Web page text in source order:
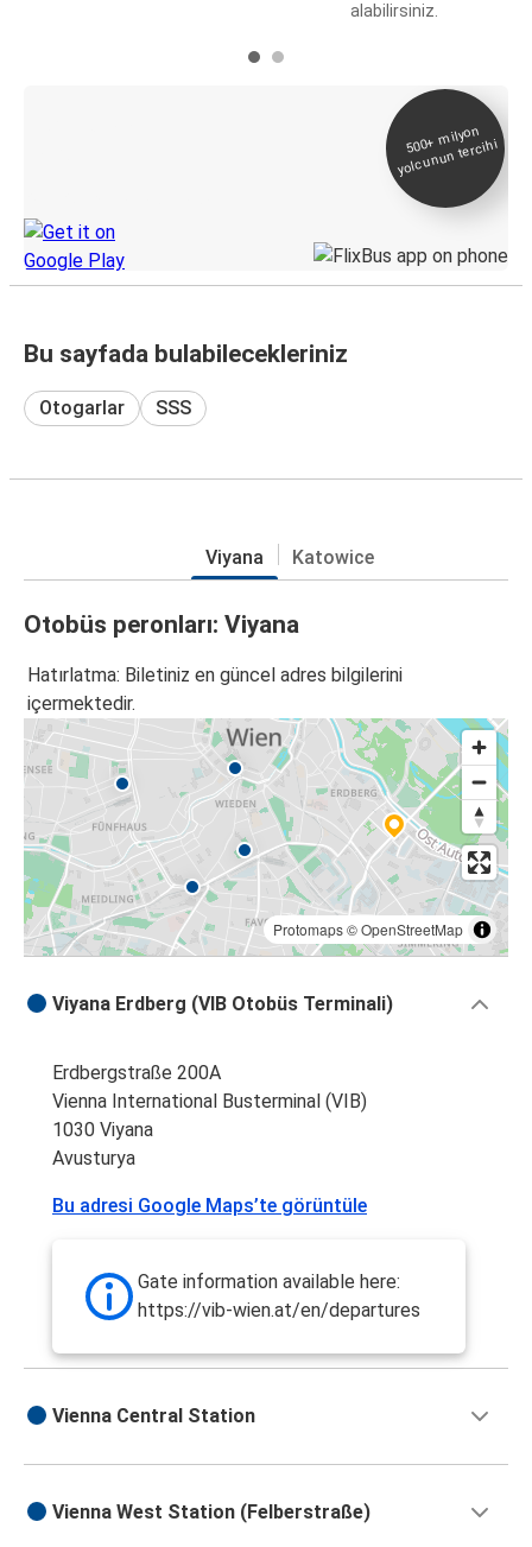
alabilirsiniz.
500+
milyon
yolcunun tercihi
Bu sayfada bulabilecekleriniz
Otogarlar SSS
Viyana Katowice
Otobüs peronları: Viyana
Hatırlatma: Biletiniz en güncel adres bilgilerini
içermektedir.
Protomaps©OpenStreetMap
Viyana Erdberg (VIB Otobüs Terminali)
Erdbergstraße 200A
Vienna International Busterminal (VIB)
1030 Viyana
Avusturya
Bu adresi Google Maps’te görüntüle
Gate information available here:
https://vib-wien.at/en/departures
Vienna Central Station
Vienna West Station (Felberstraße)